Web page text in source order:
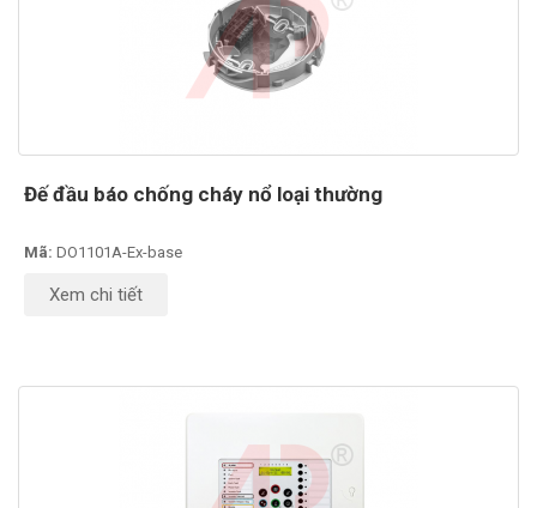
Đế đầu báo chống cháy nổ loại thường
Mã: DO1101A-Ex-base
Xem chi tiết